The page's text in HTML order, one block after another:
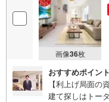
画像36枚
おすすめポイント
【利上げ局面の
建て探しはトー